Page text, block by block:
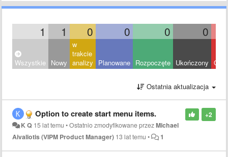
1 1 0 0 0 0
Wszystkie Nowy
w
trakcie
analizy
Planowane Rozpoczęte Ukończony
Ostatnia aktualizacja
+2
Option to create start menu items.
K Q 15 lat temu •Ostatnio zmodyfikowane przezMichael
Aivaliotis (VIPM Product Manager) 13 lat temu • 1